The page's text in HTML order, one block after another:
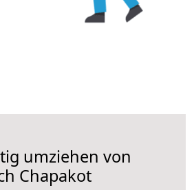
umziehen von
Chapakot